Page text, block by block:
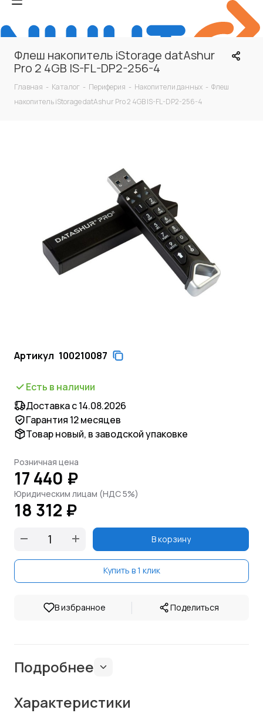
Флеш накопитель iStorage datAshur
Pro 2 4GB IS-FL-DP2-256-4
Главная - Каталог - Периферия - Накопители данных - Флеш
накопитель iStorage datAshur Pro 2 4GB IS-FL-DP2-256-4
Артикул 100210087
Есть в наличии
Доставка с 14.08.2026
Гарантия 12 месяцев
Товар новый, в заводской упаковке
Розничная цена
17 440 ₽
Юридическим лицам (НДС 5%)
18 312 ₽
В корзину
Купить в 1 клик
В избранное | Поделиться
Подробнее
Характеристики